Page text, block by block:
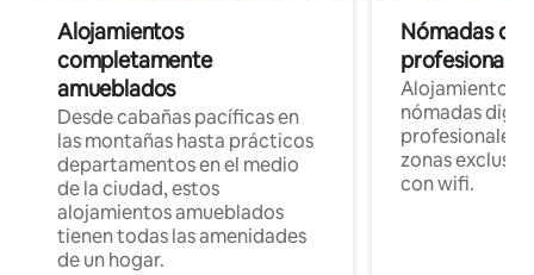
Alojamientos
completamente
amueblados
Desde cabañas pacíficas en
las montañas hasta prácticos
departamentos en el medio
de la ciudad, estos
alojamientos amueblados
tienen todas las amenidades
de un hogar.
Nómadas
Alojamientos
nómadas
profesionales
zonas
con wifi.